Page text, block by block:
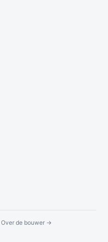
Over de bouwer →